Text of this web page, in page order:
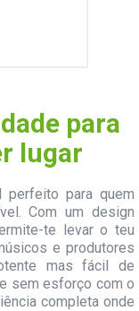
para
lugar
para quem
Com um design
te levar o teu
e produtores
mas fácil de
sem esforço com o
completa onde